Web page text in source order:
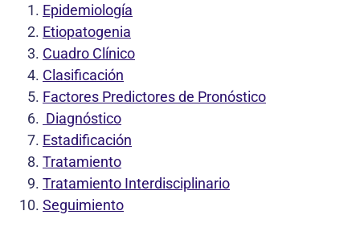
Epidemiología
Etiopatogenia
Cuadro Clínico
Clasificación
Factores Predictores de Pronóstico
Diagnóstico
Estadificación
Tratamiento
Tratamiento Interdisciplinario
Seguimiento